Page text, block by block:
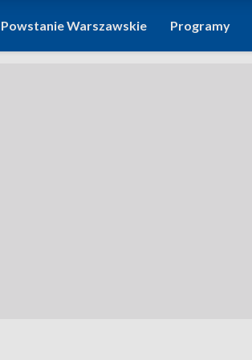
Powstanie Warszawskie Programy